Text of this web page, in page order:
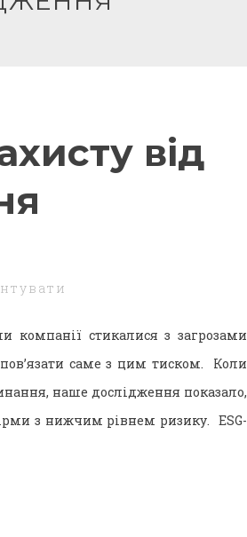
від
компанії стикалися з загрозами
саме з цим тиском. Коли
наше дослідження показало,
з нижчим рівнем ризику. ESG-